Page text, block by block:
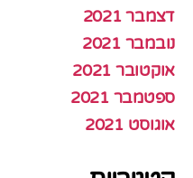
דצמבר 2021
נובמבר 2021
אוקטובר 2021
ספטמבר 2021
אוגוסט 2021